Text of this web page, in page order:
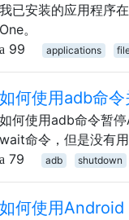
我已安装的应用程序
One。
99
applications
如何使用adb命
如何使用adb命令暂
wait命令，但是没有用
79
adb shutdown
如何使用